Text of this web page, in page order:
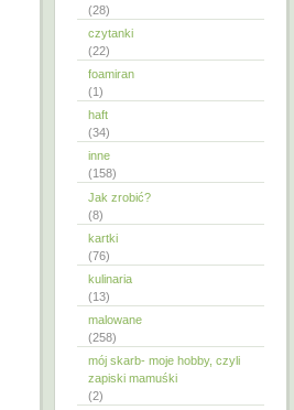
(28)
czytanki
(22)
foamiran
(1)
haft
(34)
inne
(158)
Jak zrobić?
(8)
kartki
(76)
kulinaria
(13)
malowane
(258)
mój skarb- moje hobby, czyli
zapiski mamuśki
(2)